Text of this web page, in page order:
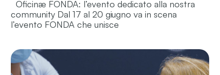
Oficinæ FONDA: l’evento dedicato alla nostra
community Dal 17 al 20 giugno va in scena
l’evento FONDA che unisce